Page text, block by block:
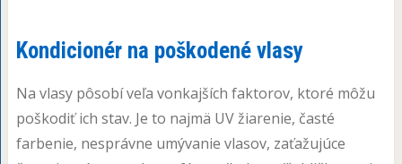
Kondicionér na poškodené vlasy
Na vlasy pôsobí veľa vonkajších faktorov, ktoré môžu
poškodiť ich stav. Je to najmä UV žiarenie, časté
farbenie, nesprávne umývanie vlasov, zaťažujúce